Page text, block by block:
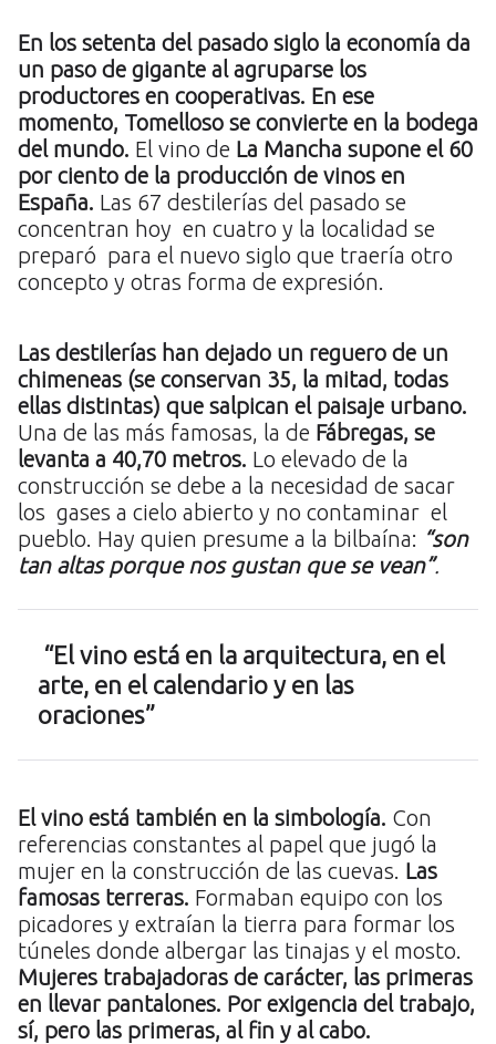
En los setenta del pasado siglo la economía da
un paso de gigante al agruparse los
productores en cooperativas. En ese
momento, Tomelloso se convierte en la bodega
del mundo. El vino de La Mancha supone el 60
por ciento de la producción de vinos en
España. Las 67 destilerías del pasado se
concentran hoy en cuatro y la localidad se
preparó para el nuevo siglo que traería otro
concepto y otras forma de expresión.
Las destilerías han dejado un reguero de un
chimeneas (se conservan 35, la mitad, todas
ellas distintas) que salpican el paisaje urbano.
Una de las más famosas, la de Fábregas, se
levanta a 40,70 metros. Lo elevado de la
construcción se debe a la necesidad de sacar
los gases a cielo abierto y no contaminar el
pueblo. Hay quien presume a la bilbaína: “son
tan altas porque nos gustan que se vean”.
“El vino está en la arquitectura, en el
arte, en el calendario y en las
oraciones”
El vino está también en la simbología. Con
referencias constantes al papel que jugó la
mujer en la construcción de las cuevas. Las
famosas terreras. Formaban equipo con los
picadores y extraían la tierra para formar los
túneles donde albergar las tinajas y el mosto.
Mujeres trabajadoras de carácter, las primeras
en llevar pantalones. Por exigencia del trabajo,
sí, pero las primeras, al fin y al cabo.